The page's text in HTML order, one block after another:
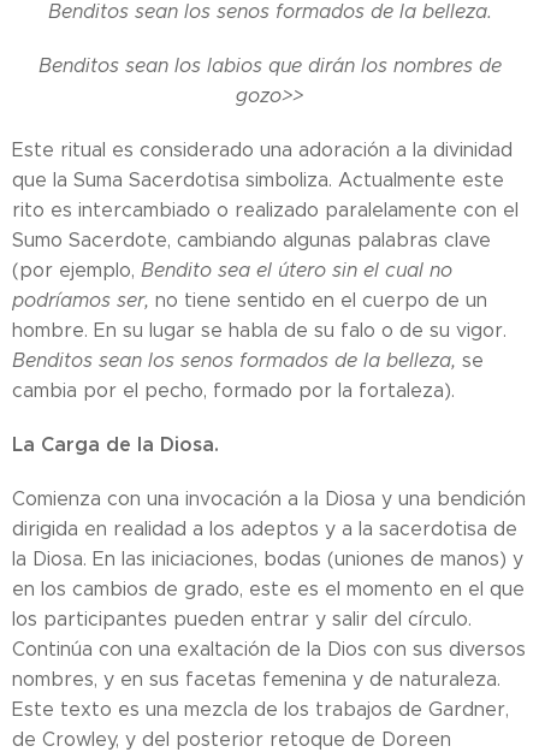
Benditos sean los senos formados de la belleza.
Benditos sean los labios que dirán los nombres de
gozo>>
Este ritual es considerado una adoración a la divinidad
que la Suma Sacerdotisa simboliza. Actualmente este
rito es intercambiado o realizado paralelamente con el
Sumo Sacerdote, cambiando algunas palabras clave
(por ejemplo, Bendito sea el útero sin el cual no
podríamos ser, no tiene sentido en el cuerpo de un
hombre. En su lugar se habla de su falo o de su vigor.
Benditos sean los senos formados de la belleza, se
cambia por el pecho, formado por la fortaleza).
La Carga de la Diosa.
Comienza con una invocación a la Diosa y una bendición
dirigida en realidad a los adeptos y a la sacerdotisa de
la Diosa. En las iniciaciones, bodas (uniones de manos) y
en los cambios de grado, este es el momento en el que
los participantes pueden entrar y salir del círculo.
Continúa con una exaltación de la Dios con sus diversos
nombres, y en sus facetas femenina y de naturaleza.
Este texto es una mezcla de los trabajos de Gardner,
de Crowley, y del posterior retoque de Doreen